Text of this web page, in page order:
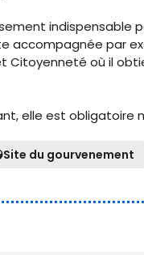
indispensable
accompagnée par
Citoyenneté où il
elle est obligatoire
Site du gourvenement